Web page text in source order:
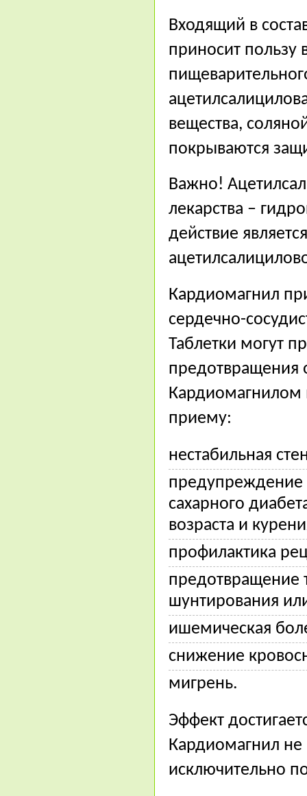
Входящий в
приносит пользу
вещества,
покрываются
Важно!
лекарства –
действие
Кардиомагнил
сердечно-
Таблетки могут
предотвращения
Кардиомагнилом
приему:
нестабильная
предупреждение
сахарного
возраста и
профилактика
предотвращение
шунтирования
ишемическая
снижение
мигрень.
Эффект
Кардиомагнил не
исключительно